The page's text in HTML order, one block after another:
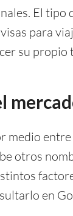
El tipo
para
su
otros
en